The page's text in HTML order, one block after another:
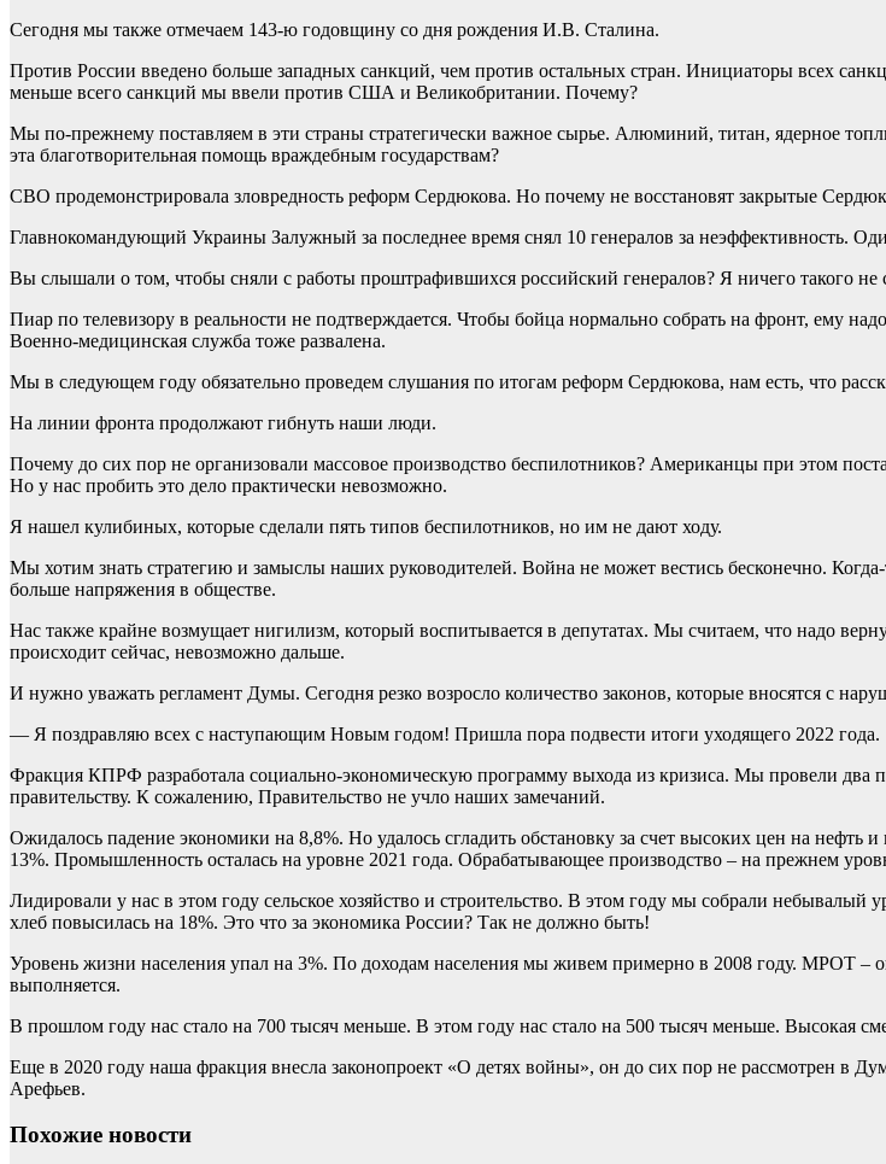
Сегодня мы также отмечаем 143-ю годовщину со дня рождения И.В. Сталина.
Против России введено больше западных санкций, чем против остальных стран. Инициаторы всех
меньше всего санкций мы ввели против США и Великобритании. Почему?
Мы по-прежнему поставляем в эти страны стратегически важное сырье. Алюминий, титан, ядерное
эта благотворительная помощь враждебным государствам?
СВО продемонстрировала зловредность реформ Сердюкова. Но почему не восстановят закрытые
Главнокомандующий Украины Залужный за последнее время снял 10 генералов за неэффективность.
Вы слышали о том, чтобы сняли с работы проштрафившихся российский генералов? Я ничего такого
Пиар по телевизору в реальности не подтверждается. Чтобы бойца нормально собрать на фронт, ему
Военно-медицинская служба тоже развалена.
Мы в следующем году обязательно проведем слушания по итогам реформ Сердюкова, нам есть, что
На линии фронта продолжают гибнуть наши люди.
Почему до сих пор не организовали массовое производство беспилотников? Американцы при этом
Но у нас пробить это дело практически невозможно.
Я нашел кулибиных, которые сделали пять типов беспилотников, но им не дают ходу.
Мы хотим знать стратегию и замыслы наших руководителей. Война не может вестись бесконечно.
больше напряжения в обществе.
Нас также крайне возмущает нигилизм, который воспитывается в депутатах. Мы считаем, что надо
происходит сейчас, невозможно дальше.
И нужно уважать регламент Думы. Сегодня резко возросло количество законов, которые вносятся с
— Я поздравляю всех с наступающим Новым годом! Пришла пора подвести итоги уходящего 2022 года.
Фракция КПРФ разработала социально-экономическую программу выхода из кризиса. Мы провели
правительству. К сожалению, Правительство не учло наших замечаний.
Ожидалось падение экономики на 8,8%. Но удалось сгладить обстановку за счет высоких цен на
13%. Промышленность осталась на уровне 2021 года. Обрабатывающее производство – на прежнем
Лидировали у нас в этом году сельское хозяйство и строительство. В этом году мы собрали
хлеб повысилась на 18%. Это что за экономика России? Так не должно быть!
Уровень жизни населения упал на 3%. По доходам населения мы живем примерно в 2008 году. МРОТ –
выполняется.
В прошлом году нас стало на 700 тысяч меньше. В этом году нас стало на 500 тысяч меньше. Высокая
Еще в 2020 году наша фракция внесла законопроект «О детях войны», он до сих пор не рассмотрен в
Арефьев.
Похожие новости